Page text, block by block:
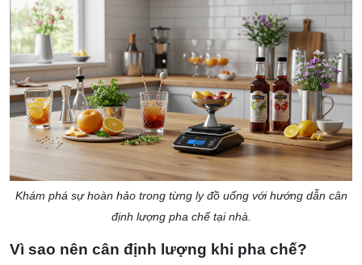
Khám phá sự hoàn hảo trong từng ly đồ uống với hướng dẫn cân
định lượng pha chế tại nhà.
Vì sao nên cân định lượng khi pha chế?